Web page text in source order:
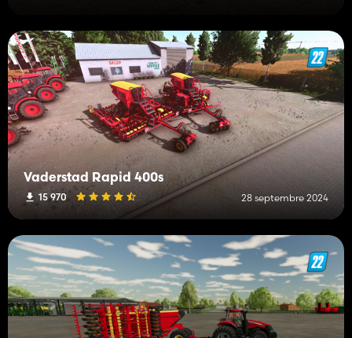
Vaderstad Rapid 400s
15 970 28 septembre 2024